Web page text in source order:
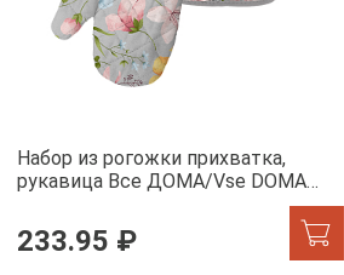
Набор из рогожки прихватка,
рукавица Все ДОМА/Vse DOMA
233.95 ₽